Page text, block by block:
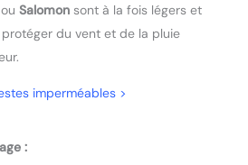
ouSalomon sont à la fois légers et
du vent et de la pluie
imperméables >
: